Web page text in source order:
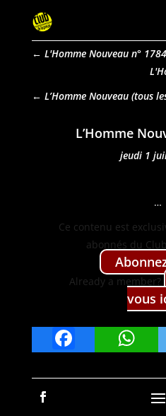
← L'Homme Nouveau n° 1784
L’Homme Nouveau
L’Homme
jeudi 1
…
Ce con­tenu est
abon­nés du
Already a mem­ber?
vous
Facebook